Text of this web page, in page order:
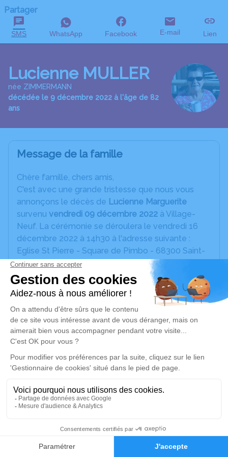
Faire-part Hommages
Partager
SMS WhatsApp Facebook E-mail Lien
Lucienne MULLER
née ZIMMERMANN
décédée le 9 décembre 2022 à l'âge de 82
ans
Message de la famille
Chère famille, chers amis,
C'est avec une grande tristesse que nous vous
annonçons le décès de Lucienne Marguerite
survenu vendredi 09 décembre 2022 à Village-
Neuf. La cérémonie se déroulera le vendredi 16
décembre 2022 à 14h30 à l'adresse suivante :
Eglise St Pierre - Square de Pimbo - 68300 Saint-
Louis Neuweg.
Un service de plantation d’arbre hommage est
disponible ici .
Je rends hommage
Cérémonie religieuse
vendredi 16 décembre 2022 à 14h30
Square de Pimbo
68300 Saint-Louis
Je rends hommage